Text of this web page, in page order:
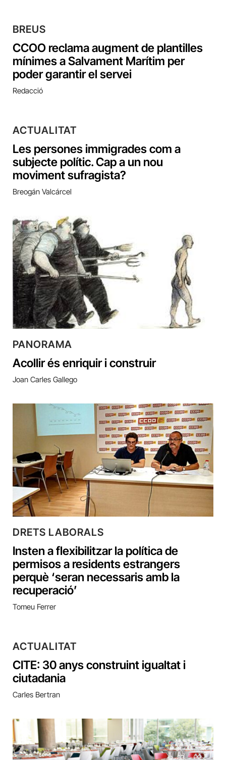
BREUS
CCOO reclama augment de plantilles
mínimes a Salvament Marítim per
poder garantir el servei
Redacció
ACTUALITAT
Les persones immigrades com a
subjecte polític. Cap a un nou
moviment sufragista?
Breogán Valcárcel
PANORAMA
Acollir és enriquir i construir
Joan Carles Gallego
DRETS LABORALS
Insten a flexibilitzar la política de
permisos a residents estrangers
perquè ‘seran necessaris amb la
recuperació’
Tomeu Ferrer
ACTUALITAT
CITE: 30 anys construint igualtat i
ciutadania
Carles Bertran